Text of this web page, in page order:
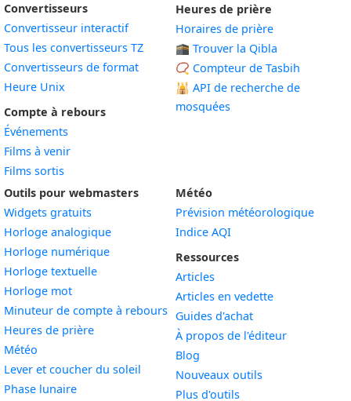
Convertisseurs
Convertisseur interactif
Tous les convertisseurs TZ
Convertisseurs de format
Heure Unix
Compte à rebours
Événements
Films à venir
Films sortis
Heures de prière
Horaires de prière
🕋 Trouver la Qibla
📿 Compteur de Tasbih
🕌 API de recherche de
mosquées
Outils pour webmasters
Widgets gratuits
Horloge analogiqueWidget
Horloge numériqueWidget
Horloge textuelleWidget
Horloge motWidget
Minuteur de compte à rebours Widget
Heures de prièreWidget
Météo
Lever et coucher du soleil
Phase lunaireWidget
Météo
Prévision météorologique
Indice AQI
Ressources
Articles
Articles en vedette
Guides d'achat
À propos de l'éditeur
Blog
Nouveaux outils
Plus d'outils